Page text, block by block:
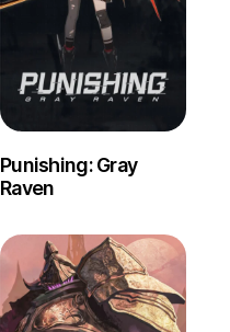
Punishing: Gray
Raven